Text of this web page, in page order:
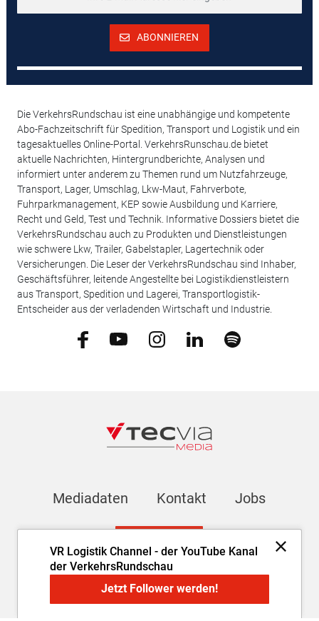
VR Logistik Channel - der YouTube Kanal
der VerkehrsRundschau
Jetzt Follower werden!
ABONNIEREN
Die VerkehrsRundschau ist eine unabhängige und kompetente
Abo-Fachzeitschrift für Spedition, Transport und Logistik und ein
tagesaktuelles Online-Portal. VerkehrsRunschau.de bietet
aktuelle Nachrichten, Hintergrundberichte, Analysen und
informiert unter anderem zu Themen rund um Nutzfahrzeuge,
Transport, Lager, Umschlag, Lkw-Maut, Fahrverbote,
Fuhrparkmanagement, KEP sowie Ausbildung und Karriere,
Recht und Geld, Test und Technik. Informative Dossiers bietet die
VerkehrsRundschau auch zu Produkten und Dienstleistungen
wie schwere Lkw, Trailer, Gabelstapler, Lagertechnik oder
Versicherungen. Die Leser der VerkehrsRundschau sind Inhaber,
Geschäftsführer, leitende Angestellte bei Logistikdienstleistern
aus Transport, Spedition und Lagerei, Transportlogistik-
Entscheider aus der verladenden Wirtschaft und Industrie.
Mediadaten Kontakt Jobs
AGB Datenschutz Cookie-Einstellungen